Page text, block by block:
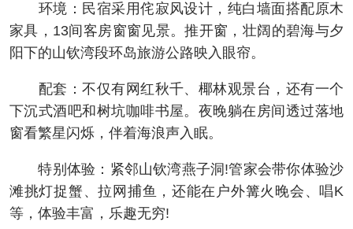
环境：民宿采用侘寂风设计，纯白墙面搭配原木
家具，13间客房窗窗见景。推开窗，壮阔的碧海与夕
阳下的山钦湾段环岛旅游公路映入眼帘。
配套：不仅有网红秋千、椰林观景台，还有一个
下沉式酒吧和树坑咖啡书屋。夜晚躺在房间透过落地
窗看繁星闪烁，伴着海浪声入眠。
特别体验：紧邻山钦湾燕子洞!管家会带你体验沙
滩挑灯捉蟹、拉网捕鱼，还能在户外篝火晚会、唱K
等，体验丰富，乐趣无穷!